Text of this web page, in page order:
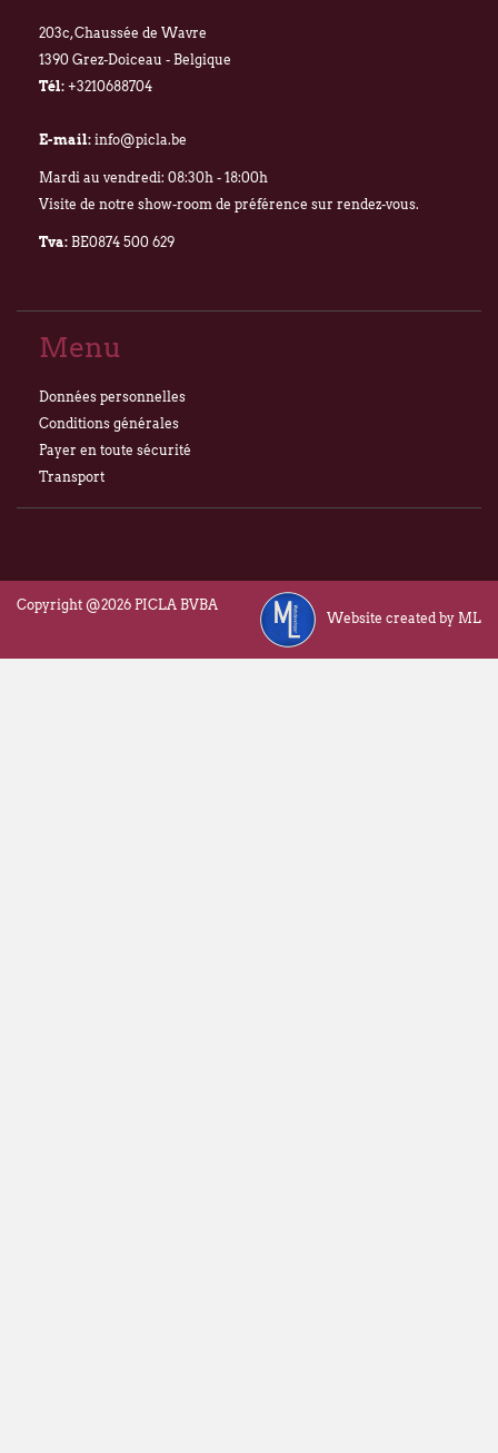
203c, Chaussée de Wavre
1390 Grez-Doiceau - Belgique
Tél: +3210688704
E-mail: info@picla.be
Mardi au vendredi: 08:30h - 18:00h
Visite de notre show-room de préférence sur rendez-vous.
Tva: BE0874 500 629
Menu
Données personnelles
Conditions générales
Payer en toute sécurité
Transport
Copyright @2026 PICLA BVBA
Website created by ML